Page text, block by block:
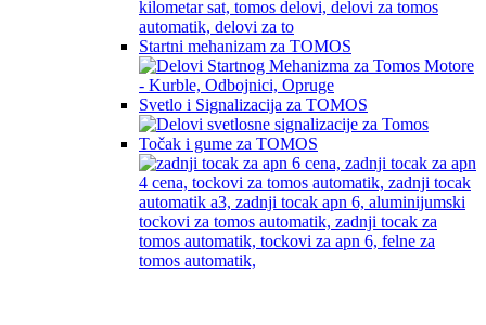
Startni mehanizam za TOMOS
Svetlo i Signalizacija za TOMOS
Točak i gume za TOMOS